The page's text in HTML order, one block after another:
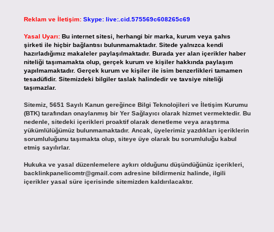
Reklam ve İletişim: Skype: live:.cid.575569c608265c69
Yasal Uyarı: Bu internet sitesi, herhangi bir marka, kurum veya şahıs
şirketi ile hiçbir bağlantısı bulunmamaktadır. Sitede yalnızca kendi
hazırladığımız makaleler paylaşılmaktadır. Burada yer alan içerikler haber
niteliği taşımamakta olup, gerçek kurum ve kişiler hakkında paylaşım
yapılmamaktadır. Gerçek kurum ve kişiler ile isim benzerlikleri tamamen
tesadüfidir. Sitemizdeki bilgiler taslak halindedir ve tavsiye niteliği
taşımazlar.
Sitemiz, 5651 Sayılı Kanun gereğince Bilgi Teknolojileri ve İletişim Kurumu
(BTK) tarafından onaylanmış bir Yer Sağlayıcı olarak hizmet vermektedir. Bu
nedenle, sitedeki içerikleri proaktif olarak denetleme veya araştırma
yükümlülüğümüz bulunmamaktadır. Ancak, üyelerimiz yazdıkları içeriklerin
sorumluluğunu taşımakta olup, siteye üye olarak bu sorumluluğu kabul
etmiş sayılırlar.
Hukuka ve yasal düzenlemelere aykırı olduğunu düşündüğünüz içerikleri,
backlinkpanelicomtr@gmail.comadresine bildirmeniz halinde, ilgili
içerikler yasal süre içerisinde sitemizden kaldırılacaktır.